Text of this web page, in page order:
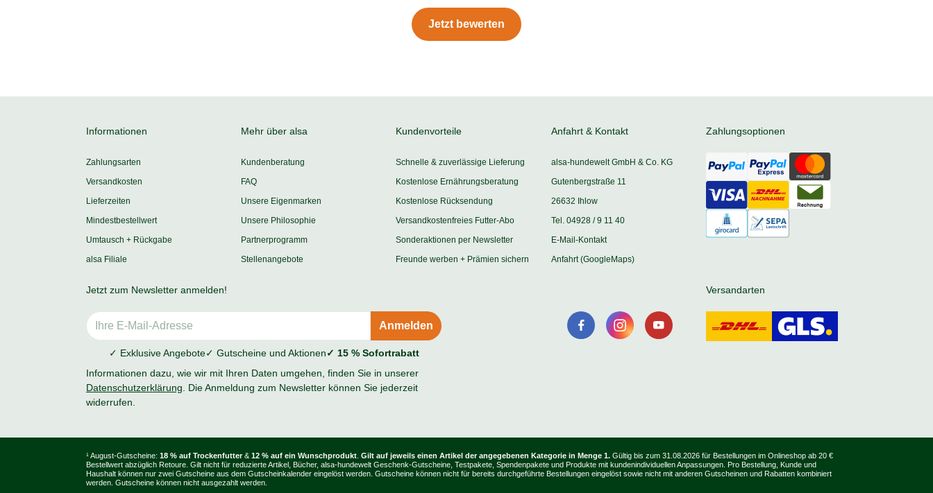
Jetzt bewerten
Informationen
Zahlungsarten
Versandkosten
Lieferzeiten
Mindestbestellwert
Umtausch + Rückgabe
alsa Filiale
Mehr über alsa
Kundenberatung
FAQ
Unsere Eigenmarken
Unsere Philosophie
Partnerprogramm
Stellenangebote
Kundenvorteile
Schnelle & zuverlässige Lieferung
Kostenlose Ernährungsberatung
Kostenlose Rücksendung
Versandkostenfreies Futter-Abo
Sonderaktionen per Newsletter
Freunde werben + Prämien sichern
Anfahrt & Kontakt
alsa-hundewelt GmbH & Co. KG
Gutenbergstraße 11
26632 Ihlow
Tel. 04928 / 9 11 40
E-Mail-Kontakt
Anfahrt (GoogleMaps)
Zahlungsoptionen
Versandarten
Jetzt zum Newsletter anmelden!
✓ Exklusive Angebote✓ Gutscheine und Aktionen✓ 15 % Sofortrabatt
Informationen dazu, wie wir mit Ihren Daten umgehen, finden Sie in unserer
Datenschutzerklärung . Die Anmeldung zum Newsletter können Sie jederzeit
widerrufen.
¹ August-Gutscheine: 18 % auf Trockenfutter & 12 % auf ein Wunschprodukt Gilt auf jeweils einen Artikel der angegebenen Kategorie in Menge 1. Gültig bis zum 31.08.2026 für Bestellungen im Onlineshop ab 20 €
Bestellwert abzüglich Retoure. Gilt nicht für reduzierte Artikel, Bücher, alsa-hundewelt Geschenk-Gutscheine, Testpakete, Spendenpakete und Produkte mit kundenindividuellen Anpassungen. Pro Bestellung, Kunde und
Haushalt können nur zwei Gutscheine aus dem Gutscheinkalender eingelöst werden. Gutscheine können nicht für bereits durchgeführte Bestellungen eingelöst sowie nicht mit anderen Gutscheinen und Rabatten kombiniert
werden. Gutscheine können nicht ausgezahlt werden.